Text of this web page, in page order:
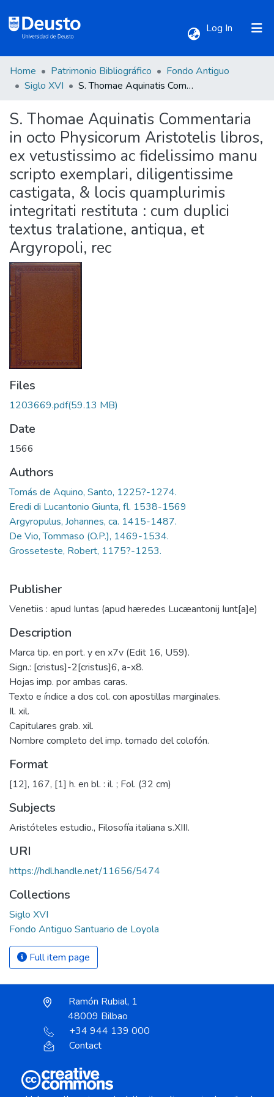
Log In (current)
Communities & Collections
All of DSpace
Statistics
Home Patrimonio Bibliográfico
Fondo Antiguo
Siglo XVI
S. Thomae Aquinatis Commentaria in octo Physicorum Aristotelis libros, ex vetustissimo ac fidelissimo manu scripto exemplari, diligentissime castigata, & locis quamplurimis integritati restituta : cum duplici textus tralatione, antiqua, et Argyropoli, rec
S. Thomae Aquinatis Commentaria
in octo Physicorum Aristotelis libros,
ex vetustissimo ac fidelissimo manu
scripto exemplari, diligentissime
castigata, & locis quamplurimis
integritati restituta : cum duplici
textus tralatione, antiqua, et
Argyropoli, rec
Files
1203669.pdf(59.13 MB)
Date
1566
Authors
Tomás de Aquino, Santo, 1225?-1274.
Eredi di Lucantonio Giunta, fl. 1538-1569
Argyropulus, Johannes, ca. 1415-1487.
De Vio, Tommaso (O.P.), 1469-1534.
Grosseteste, Robert, 1175?-1253.
Publisher
Venetiis : apud Iuntas (apud hæredes Lucæantonij Iunt[a]e)
Description
Marca tip. en port. y en x7v (Edit 16, U59).
Sign.: [cristus]-2[cristus]6, a-x8.
Hojas imp. por ambas caras.
Texto e índice a dos col. con apostillas marginales.
Il. xil.
Capitulares grab. xil.
Nombre completo del imp. tomado del colofón.
Format
[12], 167, [1] h. en bl. : il. ; Fol. (32 cm)
Subjects
Aristóteles estudio., Filosofía italiana s.XIII.
URI
https://hdl.handle.net/11656/5474
Collections
Siglo XVI
Fondo Antiguo Santuario de Loyola
Full item page
Ramón Rubial, 1
48009 Bilbao
+34 944 139 000
Contact